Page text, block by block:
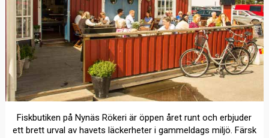
Fiskbutiken på Nynäs Rökeri är öppen året runt och erbjuder
ett brett urval av havets läckerheter i gammeldags miljö. Färsk